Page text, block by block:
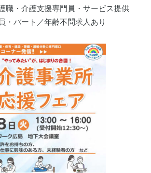
職・介護支援専門員・サービス提供
・パート／年齢不問求人あり